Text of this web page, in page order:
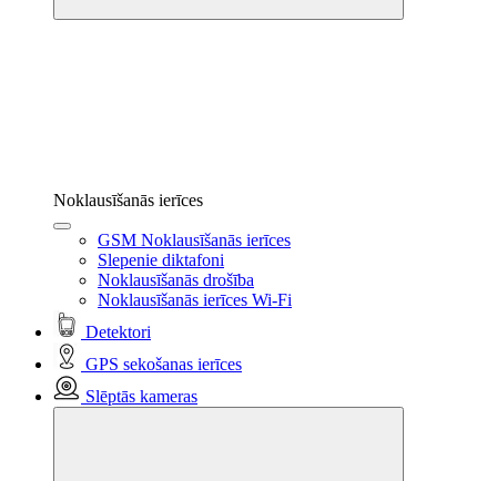
Noklausīšanās ierīces
GSM Noklausīšanās ierīces
Slepenie diktafoni
Noklausīšanās drošība
Noklausīšanās ierīces Wi-Fi
Detektori
GPS sekošanas ierīces
Slēptās kameras